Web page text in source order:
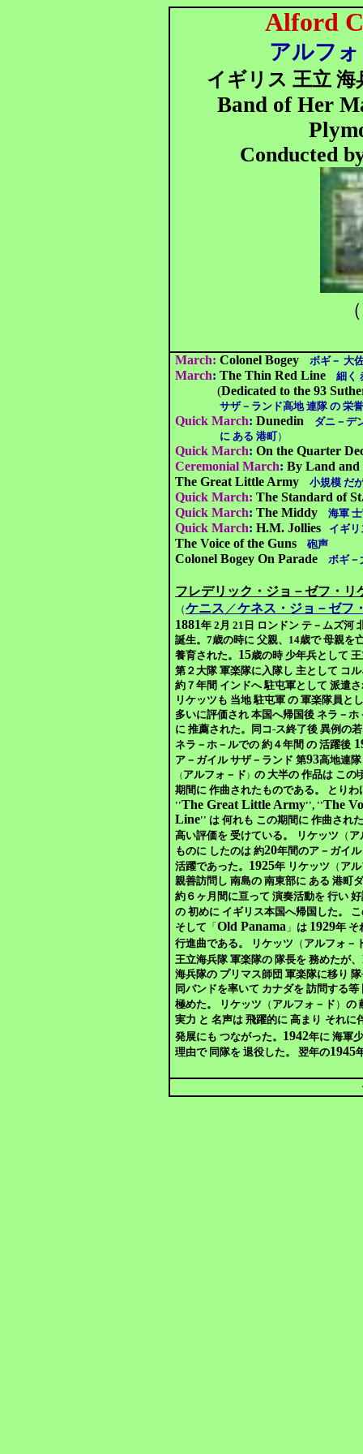
Alford
アルフ
イギリス 王立 海
Band of Her
Conducted
March: Colonel Bogey ボギ－ 大
March:The Thin Red Line 細く
(Dedicated to the 93
サザ－ランド高地 連隊 の 栄誉
Quick March: Dunedin
ダニ－デ
に ある 港町）
Quick March: On the Quarter
Ceremonial March: By Land and
The Great Little Army
小規模 だ
Quick March: The Standard of
Quick March:The Middy 海軍
Quick March:H.M. Jollies イギ
The Voice of the Guns 砲声
Colonel Bogey On Parade ボギ－
フレデリック・ジョ－ゼフ・リ
（ケニス ／ケネス・ジョ－ゼフ
1881年 2月 21日 ロンドン テ－ムズ河
誕生。7歳の時に 父親、14歳で 母親を
養育された。 15歳の時 少年兵として
第２大隊 軍楽隊に入隊し 主として コ
約７年間 インドへ 駐屯軍として 派遣
リケッツも 当地 駐屯軍 の 軍楽隊員と
多いに評価され 本国へ帰国後 ネラ－ホ
に 推薦された。
同コ-ス終了後 異例の
ネラ－ホ－ルでの 約４年間 の 活躍後
ア－ガイル サザ－ランド 第93高地連
（アルフォ－ド）の 大半の 作品は この
期間に 作曲されたものである。 とり
''The Great Little Army'', ''The
Line'' は 何れも この期間に 作曲され
高い評価を 受けている。
リケッツ （ ア
ものに したのは約20年間のア－ガイ
活躍であった。 1925年 リケッツ （ ア
親善訪問し 南島の 南東部に ある 港町
約６ヶ月間に亘って 演奏活動を 行い
の 初めに イギリス本国へ帰国した。
そして 「Old Panama 」 は 1929年 そ
行進曲である。
リケッツ （ アルフォ－
王立海兵隊 軍楽隊の 隊長を 務めたが、
海兵隊の プリマス師団 軍楽隊に移り
同バンドを率いて カナダを 訪問する
極めた。 リケッツ （ アルフォ－ド ）の
実力 と 名声は 飛躍的に 高まり それに
発展にも つながった。 1942年に 海軍
理由で 同隊を 退役した。 翌年の1945